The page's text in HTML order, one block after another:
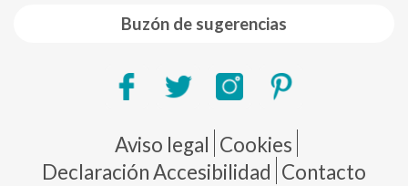
Buzón de sugerencias
Pie de página
Aviso legal Cookies
Declaración Accesibilidad Contacto